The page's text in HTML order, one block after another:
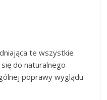
te wszystkie
do naturalnego
poprawy wyglądu